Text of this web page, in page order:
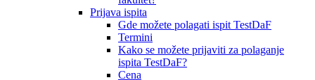
Prijava ispita
Gde možete polagati ispit TestDaF
Termini
Kako se možete prijaviti za polaganje
ispita TestDaF?
Cena